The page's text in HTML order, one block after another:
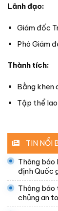
Lãnh đạo:
Giám đốc
Phó Giám
Thành tích:
Bằng khen
Tập thể
TIN NỔI
Thông báo
định Quốc
Thông báo
chủng an
ương